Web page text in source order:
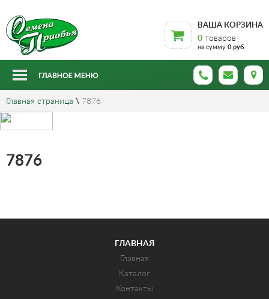
ВАША КОРЗИНА
0 товаров
на сумму 0 руб
Главная страница \ 7876
7876
ГЛАВНАЯ
Главная
Каталог
Контакты